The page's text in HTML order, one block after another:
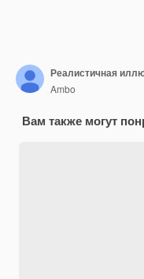
Реалистичная
Ambo
Вам также могут